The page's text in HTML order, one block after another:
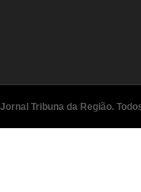
Jornal Tribuna da Região.